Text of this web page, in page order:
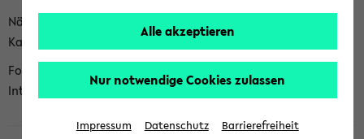
Näheres zu Vorteilen und Funktionsweise der
Kalenderintegration können Sie auf unserer
Folgende Kalender bietet Ihnen das eKVV derzeit zur
Integration an:
Alle akzeptieren
Nur notwendige Cookies zulassen
Impressum Datenschutz Barrierefreiheit